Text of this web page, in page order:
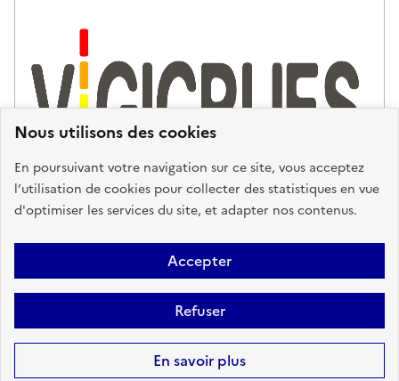
Nous utilisons des cookies
En poursuivant votre navigation sur ce site, vous acceptez
l’utilisation de cookies pour collecter des statistiques en vue
d'optimiser les services du site, et adapter nos contenus.
Accepter
Refuser
En savoir plus
Plan du site Accessibilité : partiellement conforme
Mentions
Légales
Données personnelles Gestion des cookies
FAQ
Sauf mention contraire, tous les contenus de ce site sont sous